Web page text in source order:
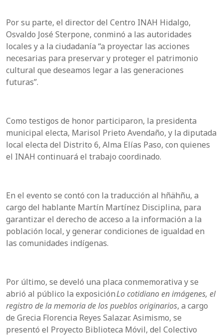
Por su parte, el director del Centro INAH Hidalgo,
Osvaldo José Sterpone, conminó a las autoridades
locales y a la ciudadanía “a proyectar las acciones
necesarias para preservar y proteger el patrimonio
cultural que deseamos legar a las generaciones
futuras”.
Como testigos de honor participaron, la presidenta
municipal electa, Marisol Prieto Avendaño, y la diputada
local electa del Distrito 6, Alma Elías Paso, con quienes
el INAH continuará el trabajo coordinado.
En el evento se contó con la traducción al hñähñu, a
cargo del hablante Martín Martínez Disciplina, para
garantizar el derecho de acceso a la información a la
población local, y generar condiciones de igualdad en
las comunidades indígenas.
Por último, se develó una placa conmemorativa y se
abrió al público la exposiciónLo cotidiano en imágenes, el
registro de la memoria de los pueblos originarios, a cargo
de Grecia Florencia Reyes Salazar. Asimismo, se
presentó el Proyecto Biblioteca Móvil, del Colectivo